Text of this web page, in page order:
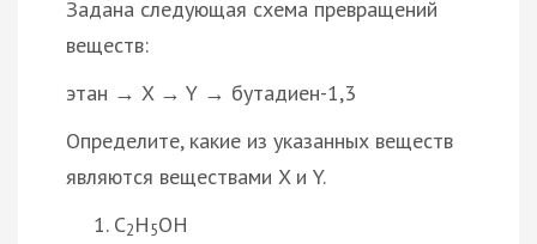
Задана следующая схема превращений
веществ:
этан → X → Y → бутадиен-1,3
Определите, какие из указанных веществ
являются веществами X и Y.
C2H5OH